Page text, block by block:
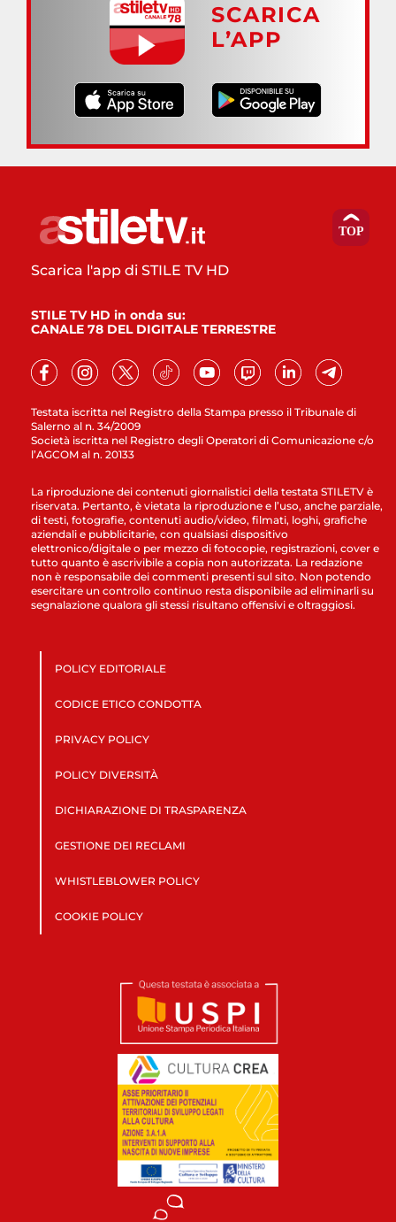
SCARICA
L’APP
Testata iscritta nel Registro della Stampa presso il Tribunale di
Salerno al n. 34/2009
Società iscritta nel Registro degli Operatori di Comunicazione c/o
l’AGCOM al n. 20133
Scarica l'app di STILE TV HD
STILE TV HD in onda su:
CANALE 78 DEL DIGITALE TERRESTRE
La riproduzione dei contenuti giornalistici della testata STILETV è
riservata. Pertanto, è vietata la riproduzione e l’uso, anche parziale,
di testi, fotografie, contenuti audio/video, filmati, loghi, grafiche
aziendali e pubblicitarie, con qualsiasi dispositivo
elettronico/digitale o per mezzo di fotocopie, registrazioni, cover e
tutto quanto è ascrivibile a copia non autorizzata. La redazione
non è responsabile dei commenti presenti sul sito. Non potendo
esercitare un controllo continuo resta disponibile ad eliminarli su
segnalazione qualora gli stessi risultano offensivi e oltraggiosi.
POLICY EDITORIALE
CODICE ETICO CONDOTTA
PRIVACY POLICY
POLICY DIVERSITÀ
DICHIARAZIONE DI TRASPARENZA
GESTIONE DEI RECLAMI
WHISTLEBLOWER POLICY
COOKIE POLICY